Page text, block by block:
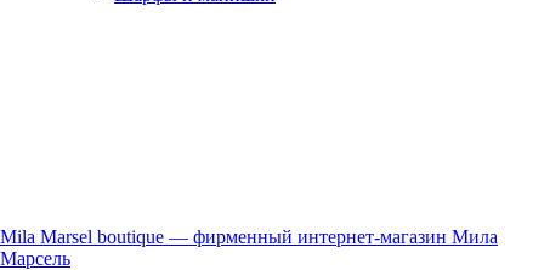
Mila Marsel boutique — фирменный интернет-магазин Мила
Марсель